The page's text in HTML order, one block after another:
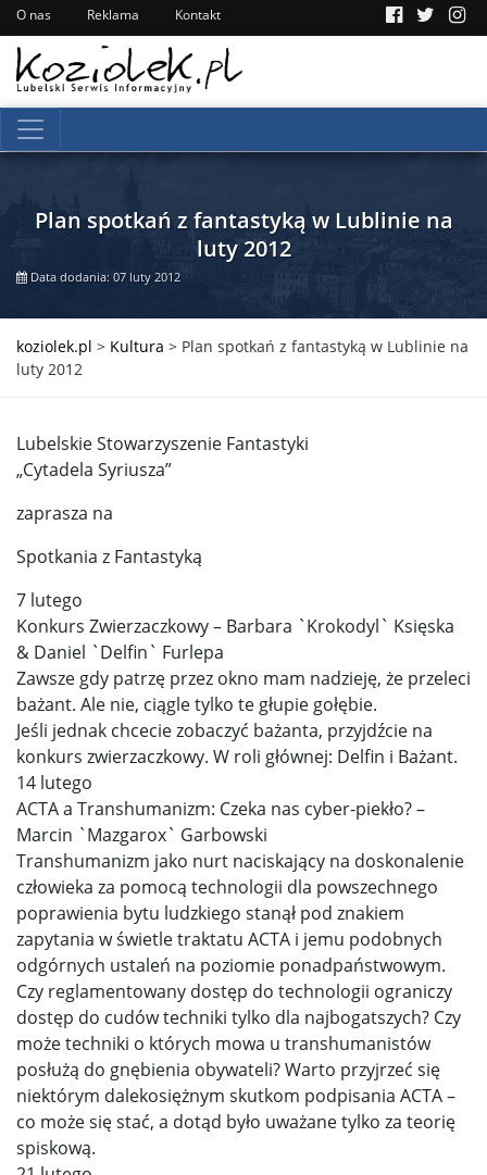
O nas Reklama Kontakt
Plan spotkań z fantastyką w Lublinie na
luty 2012
Data dodania: 07 luty 2012
koziolek.pl > Kultura > Plan spotkań z fantastyką w Lublinie na
luty 2012
Lubelskie Stowarzyszenie Fantastyki
„Cytadela Syriusza”
zaprasza na
Spotkania z Fantastyką
7 lutego
Konkurs Zwierzaczkowy – Barbara `Krokodyl` Księska
& Daniel `Delfin` Furlepa
Zawsze gdy patrzę przez okno mam nadzieję, że przeleci
bażant. Ale nie, ciągle tylko te głupie gołębie.
Jeśli jednak chcecie zobaczyć bażanta, przyjdźcie na
konkurs zwierzaczkowy. W roli głównej: Delfin i Bażant.
14 lutego
ACTA a Transhumanizm: Czeka nas cyber-piekło? –
Marcin `Mazgarox` Garbowski
Transhumanizm jako nurt naciskający na doskonalenie
człowieka za pomocą technologii dla powszechnego
poprawienia bytu ludzkiego stanął pod znakiem
zapytania w świetle traktatu ACTA i jemu podobnych
odgórnych ustaleń na poziomie ponadpaństwowym.
Czy reglamentowany dostęp do technologii ograniczy
dostęp do cudów techniki tylko dla najbogatszych? Czy
może techniki o których mowa u transhumanistów
posłużą do gnębienia obywateli? Warto przyjrzeć się
niektórym dalekosiężnym skutkom podpisania ACTA –
co może się stać, a dotąd było uważane tylko za teorię
spiskową.